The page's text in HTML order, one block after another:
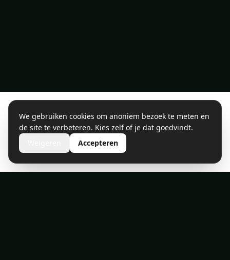
We gebruiken cookies om anoniem bezoek te meten en
de site te verbeteren. Kies zelf of je dat goedvindt.
Accepteren